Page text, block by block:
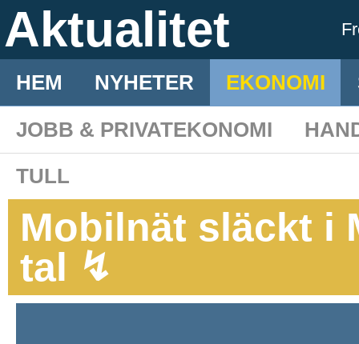
Aktualitet
HEM NYHETER EKONOMI
JOBB & PRIVATEKONOMI
TULL
Mobilnät släckt i
tal ↯